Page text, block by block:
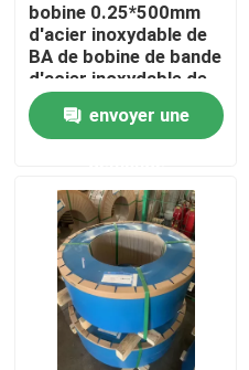
Contactez-nous
Demandez une citation
bandes de l'acier
bandes de l'acier
bobine 0.25*500mm
d'acier inoxydable de
BA de bobine de bande
d'acier inoxydable de
la finition 3/4H
envoyer une